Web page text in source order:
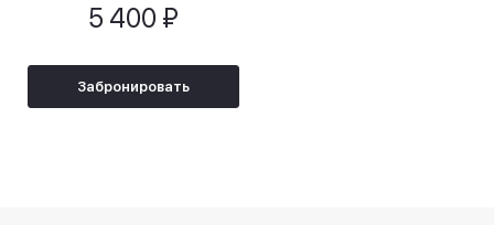
5 400 ₽
Забронировать